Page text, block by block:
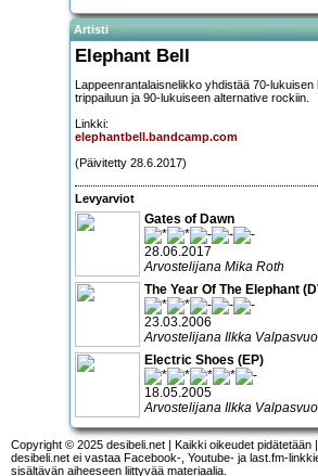
Artisti
Elephant Bell
Lappeenrantalaisnelikko yhdistää 70-
trippailuun ja 90-lukuiseen alternative rockiin.
Linkki:
elephantbell.bandcamp.com
(Päivitetty 28.6.2017)
Levyarviot
Gates of Dawn
28.06.2017
Arvostelijana Mika Roth
The Year Of The Elephant
23.03.2006
Arvostelijana Ilkka Valpasvuo
Electric Shoes (EP)
18.05.2005
Arvostelijana Ilkka Valpasvuo
Copyright © 2025 desibeli.net | Kaikki oikeudet pidätetään |
desibeli.net ei vastaa Facebook-, Youtube- ja last.fm-
sisältävän aiheeseen liittyvää materiaalia.